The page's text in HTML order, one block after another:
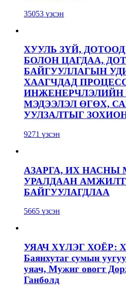
35053 үзсэн
ХУУЛЬ ЗҮЙ,
БОЛОН ЦАГДАА,
БАЙГУУЛЛАГЫН
ХААГЧДАД
ИНЖЕНЕРЧЛЭЛИЙН
МЭДЭЭЛЭЛ ӨГӨХ,
УУЛЗАЛТЫГ
9271 үзсэн
АЗАРГА, ИХ НАСНЫ
УРАЛДААН
БАЙГУУЛАГДЛАА
5665 үзсэн
УЯАЧ ХҮЛЭГ ХОЁР:
Баянхутаг сумын
уяач, Мужиг овогт
Ганболд